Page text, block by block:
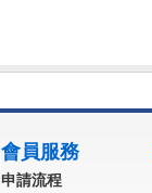
會員服務
申請流程